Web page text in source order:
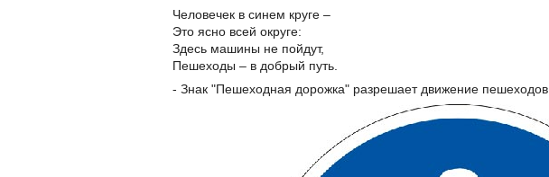
Человечек в синем круге –
Это ясно всей округе:
Здесь машины не пойдут,
Пешеходы – в добрый путь.
- Знак "Пешеходная дорожка" разрешает движение пешеходов.